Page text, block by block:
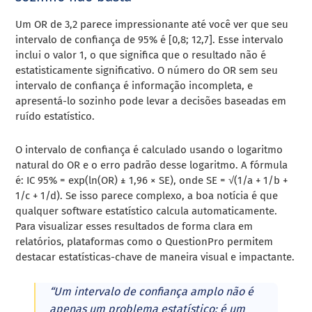
Um OR de 3,2 parece impressionante até você ver que seu
intervalo de confiança de 95% é [0,8; 12,7]. Esse intervalo
inclui o valor 1, o que significa que o resultado não é
estatisticamente significativo. O número do OR sem seu
intervalo de confiança é informação incompleta, e
apresentá-lo sozinho pode levar a decisões baseadas em
ruído estatístico.
O intervalo de confiança é calculado usando o logaritmo
natural do OR e o erro padrão desse logaritmo. A fórmula
é: IC 95% = exp(ln(OR) ± 1,96 × SE), onde SE = √(1/a + 1/b +
1/c + 1/d). Se isso parece complexo, a boa notícia é que
qualquer software estatístico calcula automaticamente.
Para visualizar esses resultados de forma clara em
relatórios, plataformas como o QuestionPro permitem
destacar estatísticas-chave de maneira visual e impactante.
“Um intervalo de confiança amplo não é
apenas um problema estatístico: é um